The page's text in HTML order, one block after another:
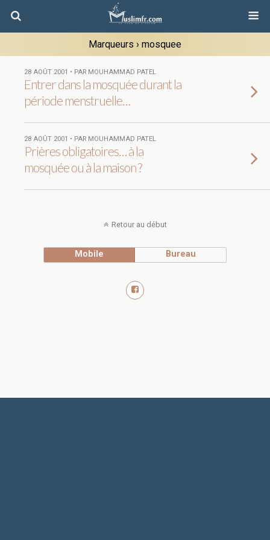
Marqueurs › mosquee
28 AOÛT 2001 • PAR MOUHAMMAD PATEL
Entrer dans la mosquée durant la
période menstruelle…
28 AOÛT 2001 • PAR MOUHAMMAD PATEL
Prières obligatoires… à la
mosquée ou à la maison ?
Retour au début
Mobile Bureau